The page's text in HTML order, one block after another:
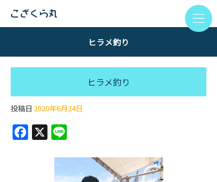
ヒラメ釣り
ヒラメ釣り
投稿日 2020年6月24日
F X
e